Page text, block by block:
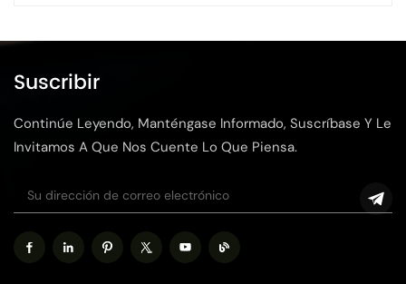
Suscribir
Continúe Leyendo, Manténgase Informado, Suscríbase Y Le
Invitamos A Que Nos Cuente Lo Que Piensa.